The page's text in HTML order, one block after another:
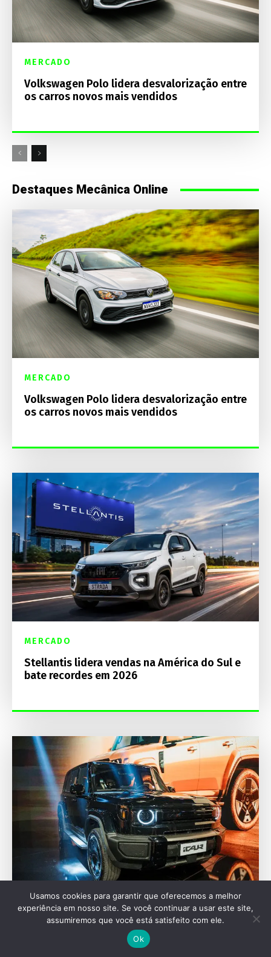
MERCADO
Volkswagen Polo lidera desvalorização entre
os carros novos mais vendidos
Destaques Mecânica Online
MERCADO
Volkswagen Polo lidera desvalorização entre
os carros novos mais vendidos
MERCADO
Stellantis lidera vendas na América do Sul e
bate recordes em 2026
FESTIVAL INTERLAGOS
Nova marca iCAUR estreia no Brasil no
Festival de Interlagos
Usamos cookies para garantir que oferecemos a melhor
experiência em nosso site. Se você continuar a usar este site,
assumiremos que você está satisfeito com ele.
Ok